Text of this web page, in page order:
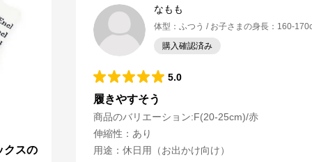
クスの
なもも
体型 ： ふつう お子さまの身長 ： 160-
購入確認済み
5.0
履きやすそう
商品のバリエーション:F(20-25cm)/赤
伸縮性 ： あり
用途 ： 休日用（お出かけ向け）